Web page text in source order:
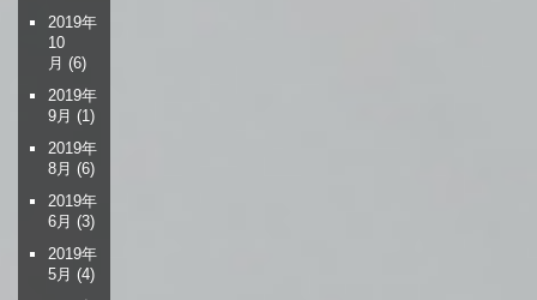
2019年
10
月 (6)
2019年
9月 (1)
2019年
8月 (6)
2019年
6月 (3)
2019年
5月 (4)